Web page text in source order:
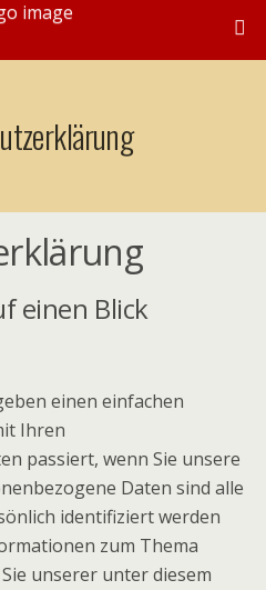
einen Blick
einen einfachen
Ihren
passiert, wenn Sie unsere
Daten sind alle
identifiziert werden
zum Thema
unserer unter diesem